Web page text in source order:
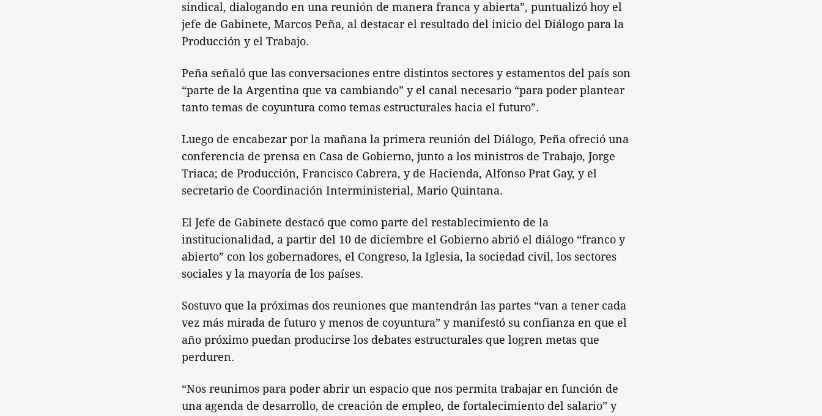
sindical, dialogando en una reunión de manera franca y abierta”, puntualizó hoy el
jefe de Gabinete, Marcos Peña, al destacar el resultado del inicio del Diálogo para la
Producción y el Trabajo.
Peña señaló que las conversaciones entre distintos sectores y estamentos del país son
“parte de la Argentina que va cambiando” y el canal necesario “para poder plantear
tanto temas de coyuntura como temas estructurales hacia el futuro”.
Luego de encabezar por la mañana la primera reunión del Diálogo, Peña ofreció una
conferencia de prensa en Casa de Gobierno, junto a los ministros de Trabajo, Jorge
Triaca; de Producción, Francisco Cabrera, y de Hacienda, Alfonso Prat Gay, y el
secretario de Coordinación Interministerial, Mario Quintana.
El Jefe de Gabinete destacó que como parte del restablecimiento de la
institucionalidad, a partir del 10 de diciembre el Gobierno abrió el diálogo “franco y
abierto” con los gobernadores, el Congreso, la Iglesia, la sociedad civil, los sectores
sociales y la mayoría de los países.
Sostuvo que la próximas dos reuniones que mantendrán las partes “van a tener cada
vez más mirada de futuro y menos de coyuntura” y manifestó su confianza en que el
año próximo puedan producirse los debates estructurales que logren metas que
perduren.
“Nos reunimos para poder abrir un espacio que nos permita trabajar en función de
una agenda de desarrollo, de creación de empleo, de fortalecimiento del salario” y